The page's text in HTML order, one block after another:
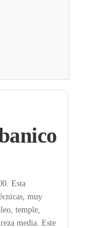
Esta
muy
temple,
media. Este